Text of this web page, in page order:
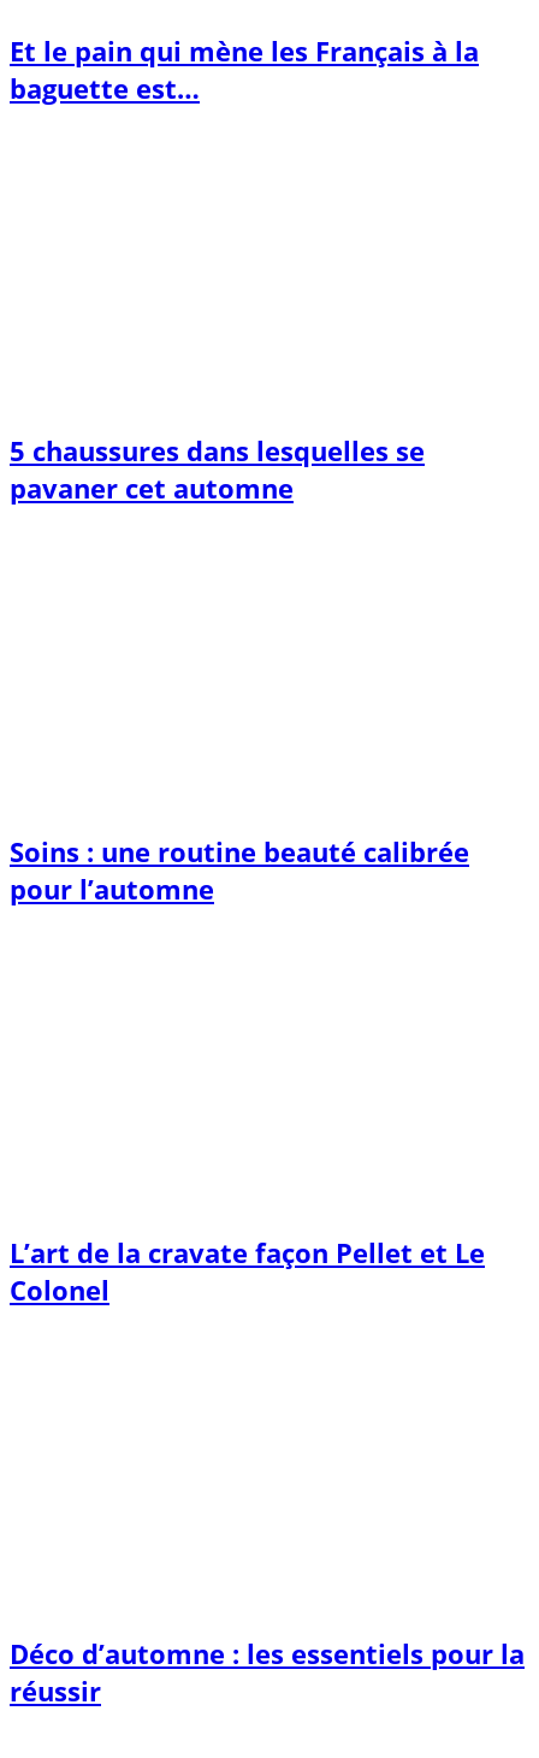
Et le pain qui mène les Français à la
baguette est…
5 chaussures dans lesquelles se
pavaner cet automne
Soins : une routine beauté calibrée
pour l’automne
L’art de la cravate façon Pellet et Le
Colonel
Déco d’automne : les essentiels pour la
réussir